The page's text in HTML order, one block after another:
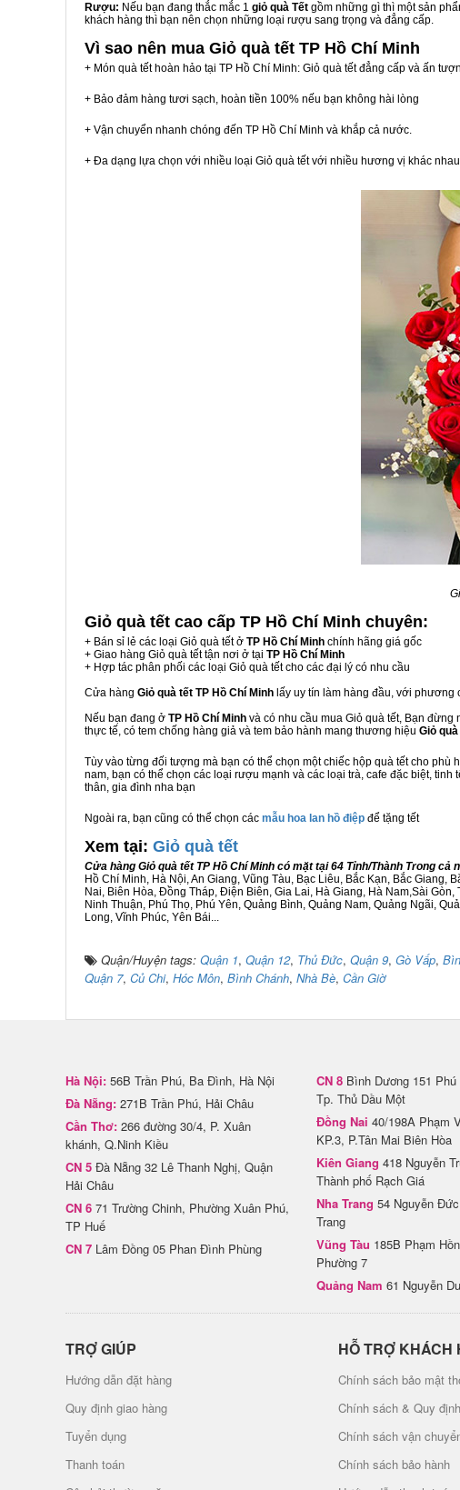
Rượu: Nếu bạn đang thắc mắc 1 giỏ quà Tết gồm những gì thì một sản
khách hàng thì bạn nên chọn những loại rượu sang trọng và đẳng cấp.
Vì sao nên mua Giỏ quà tết TP Hồ Chí Minh
+ Món quà tết hoàn hảo tại TP Hồ Chí Minh: Giỏ quà tết đẳng cấp và ấn
+ Bảo đảm hàng tươi sạch, hoàn tiền 100% nếu bạn không hài lòng
+ Vận chuyển nhanh chóng đến TP Hồ Chí Minh và khắp cả nước.
+ Đa dạng lựa chọn với nhiều loại Giỏ quà tết với nhiều hương vị khác
Giỏ quà tết cao cấp TP Hồ Chí Minh chuyên:
+ Bán sỉ lẻ các loại Giỏ quà tết ở TP Hồ Chí Minh chính hãng giá gốc
+ Giao hàng Giỏ quà tết tận nơi ở tại TP Hồ Chí Minh
+ Hợp tác phân phối các loại Giỏ quà tết cho các đại lý có nhu cầu
Cửa hàng Giỏ quà tết TP Hồ Chí Minh lấy uy tín làm hàng đầu, với phương
Nếu bạn đang ở TP Hồ Chí Minh và có nhu cầu mua Giỏ quà tết, Bạn
thực tế, có tem chống hàng giả và tem bảo hành mang thương hiệu Giỏ
Tùy vào từng đối tượng mà bạn có thể chọn một chiếc hộp quà tết cho
nam, bạn có thể chọn các loại rượu mạnh và các loại trà, cafe đặc biệt,
thân, gia đình nha bạn
Ngoài ra, bạn cũng có thể chọn các mẫu hoa lan hồ điệp để tặng tết
Xem tại: Giỏ quà tết
Cửa hàng Giỏ quà tết TP Hồ Chí Minh có mặt tại 64 Tỉnh/Thành Trong cả
Hồ Chí Minh, Hà Nội, An Giang, Vũng Tàu, Bạc Liêu, Bắc Kạn, Bắc
Nai, Biên Hòa, Đồng Tháp, Điện Biên, Gia Lai, Hà Giang, Hà Nam,Sài
Ninh Thuận, Phú Thọ, Phú Yên, Quảng Bình, Quảng Nam, Quảng Ngãi,
Long, Vĩnh Phúc, Yên Bái...
Quận/Huyện tags: Quận 1, Quận 12, Thủ Đức, Quận 9, Gò Vấp,
Quận 7, Củ Chi, Hóc Môn, Bình Chánh, Nhà Bè, Cần Giờ
Hà Nội: 56B Trần Phú, Ba Đình, Hà Nội
Đà Nẵng: 271B Trần Phú, Hải Châu
Cần Thơ: 266 đường 30/4, P. Xuân
khánh, Q.Ninh Kiều
CN 5 Đà Nẵng 32 Lê Thanh Nghị, Quận
Hải Châu
CN 6 71 Trường Chinh, Phường Xuân Phú,
TP Huế
CN 7 Lâm Đồng 05 Phan Đình Phùng
CN 8 Bình Dương 151
Tp. Thủ Dầu Một
Đồng Nai 40/198A Phạm
KP.3, P.Tân Mai Biên Hòa
Kiên Giang 418 Nguyễn
Thành phố Rạch Giá
Nha Trang 54 Nguyễn
Trang
Vũng Tàu 185B Phạm
Phường 7
Quảng Nam 61 Nguyễn
TRỢ GIÚP
Hướng dẫn đặt hàng
Quy định giao hàng
Tuyển dụng
Thanh toán
HỖ TRỢ KHÁCH
Chính sách bảo mật
Chính sách & Quy
Chính sách vận
Chính sách bảo hành